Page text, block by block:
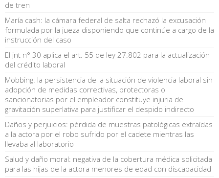
de tren
María cash: la cámara federal de salta rechazó la excusación
formulada por la jueza disponiendo que continúe a cargo de la
instrucción del caso
El jnt n° 30 aplica el art. 55 de ley 27.802 para la actualización
del crédito laboral
Mobbing: la persistencia de la situación de violencia laboral sin
adopción de medidas correctivas, protectoras o
sancionatorias por el empleador constituye injuria de
gravitación superlativa para justificar el despido indirecto
Daños y perjuicios: pérdida de muestras patológicas extraídas
a la actora por el robo sufrido por el cadete mientras las
llevaba al laboratorio
Salud y daño moral: negativa de la cobertura médica solicitada
para las hijas de la actora menores de edad con discapacidad